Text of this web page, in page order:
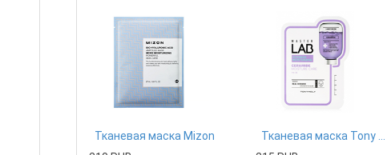
Тканевая маска Mizon